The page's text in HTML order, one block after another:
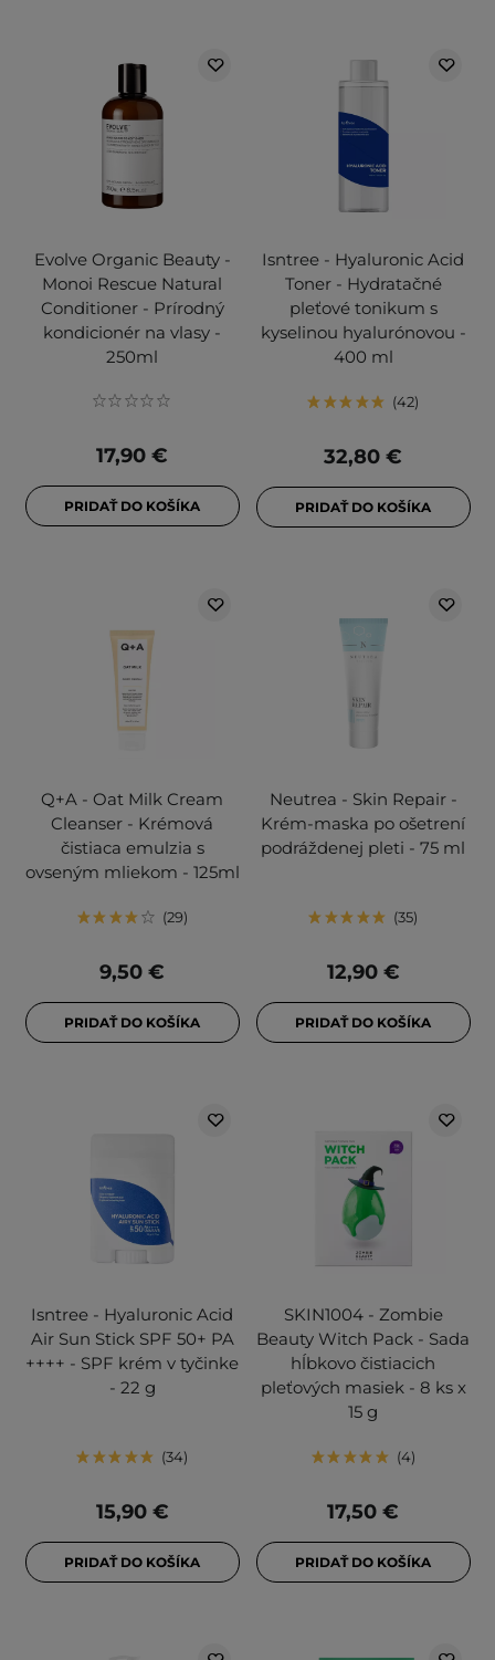
Evolve Organic Beauty -
Monoi Rescue Natural
Conditioner - Prírodný
kondicionér na vlasy -
250ml
17,90 €
PRIDAŤ DO KOŠÍKA
Isntree - Hyaluronic Acid
Toner - Hydratačné
pleťové tonikum s
kyselinou hyalurónovou -
400 ml
42
32,80 €
PRIDAŤ DO KOŠÍKA
Q+A - Oat Milk Cream
Cleanser - Krémová
čistiaca emulzia s
ovseným mliekom - 125ml
29
9,50 €
PRIDAŤ DO KOŠÍKA
Neutrea - Skin Repair -
Krém-maska po ošetrení
podráždenej pleti - 75 ml
35
12,90 €
PRIDAŤ DO KOŠÍKA
Isntree - Hyaluronic Acid
Air Sun Stick SPF 50+ PA
++++ - SPF krém v tyčinke
- 22 g
34
15,90 €
PRIDAŤ DO KOŠÍKA
SKIN1004 - Zombie
Beauty Witch Pack - Sada
hĺbkovo čistiacich
pleťových masiek - 8 ks x
15 g
4
17,50 €
PRIDAŤ DO KOŠÍKA